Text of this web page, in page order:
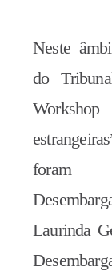
Neste
do
Workshop
foram
Laurinda